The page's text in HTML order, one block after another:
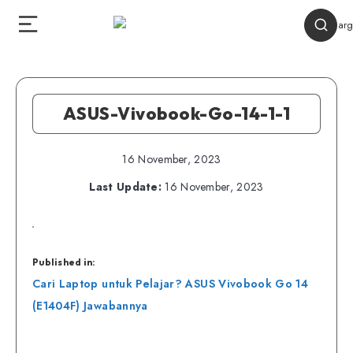
ASUS-Vivobook-Go-14-1-1
16 November, 2023
Last Update: 16 November, 2023
Published in:
Navigasi
pos
Cari Laptop untuk Pelajar? ASUS Vivobook Go 14
(E1404F) Jawabannya